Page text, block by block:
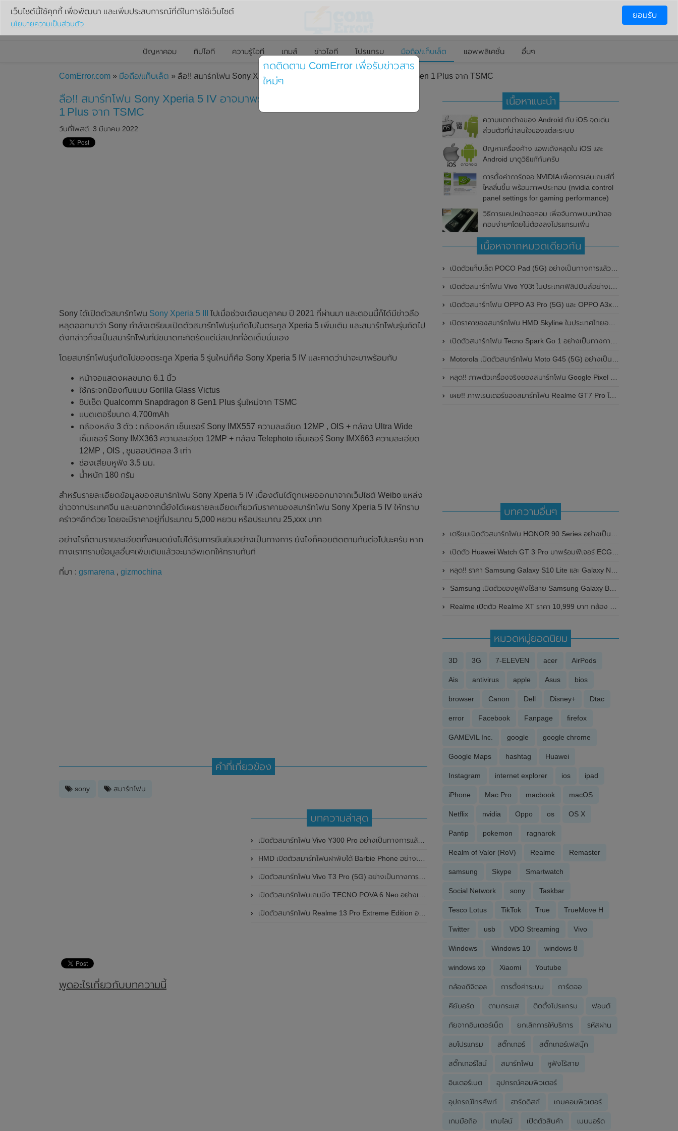
ปัญหาคอม ทิปไอที ความรู้ไอที เกมส์ ข่าวไอที โปรแกรม มือถือ/แท็บเล็ต แอพพลิเคชั่น อื่นๆ
ComError.com » มือถือ/แท็บเล็ต » ลือ!! สมาร์ทโฟน Sony Xperia 5 IV อาจมาพร้อมชิปเซ็ต Snapdragon 8 Gen 1 Plus จาก TSMC
ลือ!! สมาร์ทโฟน Sony Xperia 5 IV อาจมาพร้อมชิปเซ็ต Snapdragon 8 Gen
1 Plus จาก TSMC
วันที่โพสต์: 3 มีนาคม 2022
Sony ได้เปิดตัวสมาร์ทโฟน Sony Xperia 5 III
ไปเมื่อช่วงเดือนตุลาคม ปี 2021 ที่ผ่านมา และตอนนี้ก็ได้มีข่าวลือ
หลุดออกมาว่า Sony กำลังเตรียมเปิดตัวสมาร์ทโฟนรุ่นถัดไปในตระกูล Xperia 5 เพิ่มเติม และสมาร์ทโฟนรุ่นถัดไป
ดังกล่าวก็จะเป็นสมาร์ทโฟนที่มีขนาดกะทัดรัดแต่มีสเปกที่จัดเต็มนั่นเอง
โดยสมาร์ทโฟนรุ่นถัดไปของตระกูล Xperia 5 รุ่นใหม่ก็คือ Sony Xperia 5 IV และคาดว่าน่าจะมาพร้อมกับ
หน้าจอแสดงผลขนาด 6.1 นิ้ว
ใช้กระจกป้องกันแบบ Gorilla Glass Victus
ชิปเซ็ต Qualcomm Snapdragon 8 Gen1 Plus รุ่นใหม่จาก TSMC
แบตเตอรี่ขนาด 4,700mAh
กล้องหลัง 3 ตัว : กล้องหลัก เซ็นเซอร์ Sony IMX557 ความละเอียด 12MP , OIS + กล้อง Ultra Wide
เซ็นเซอร์ Sony IMX363 ความละเอียด 12MP + กล้อง Telephoto เซ็นเซอร์ Sony IMX663 ความละเอียด
12MP , OIS , ซูมออปติคอล 3 เท่า
ช่องเสียบหูฟัง 3.5 มม.
น้ำหนัก 180 กรัม
สำหรับรายละเอียดข้อมูลของสมาร์ทโฟน Sony Xperia 5 IV เบื้องต้นได้ถูกเผยออกมาจากเว็ปไซต์ Weibo แหล่ง
ข่าวจากประเทศจีน และนอกจากนี้ยังได้เผยรายละเอียดเกี่ยวกับราคาของสมาร์ทโฟน Sony Xperia 5 IV ให้ทราบ
คร่าวๆอีกด้วย โดยจะมีราคาอยู่ที่ประมาณ 5,000 หยวน หรือประมาณ 25,xxx บาท
อย่างไรก็ตามรายละเอียดทั้งหมดยังไม่ได้รับการยืนยันอย่างเป็นทางการ ยังไงก็คอยติดตามกันต่อไปนะครับ หาก
ทางเราทราบข้อมูลอื่นๆเพิ่มเติมแล้วจะมาอัพเดทให้ทราบทันที
ที่มา : gsmarena , gizmochina
คำที่เกี่ยวข้อง
sony สมาร์ทโฟน
บทความล่าสุด
เปิดตัวสมาร์ทโฟน Vivo Y300 Pro อย่างเป็นทางการแล้วในประเทศจีน มาพร้อมดีไซน์พรีเมี่ยม ทนทาน และแบตเตอรี่สุดอึดขนาดใหญ่ 6,500mAh พร้อมรองรับการชาร์จไว 80W
HMD เปิดตัวสมาร์ทโฟนฝาพับได้ Barbie Phone อย่างเป็นทางการแล้ว มาพร้อมธีมสีชมพูสดใส
เปิดตัวสมาร์ทโฟน Vivo T3 Pro (5G) อย่างเป็นทางการแล้วในประเทศอินเดีย
เปิดตัวสมาร์ทโฟนเกมมิ่ง TECNO POVA 6 Neo อย่างเป็นทางการแล้วในประเทศไทย ในราคา 8,499 บาท
เปิดตัวสมาร์ทโฟน Realme 13 Pro Extreme Edition อย่างเป็นทางการแล้วในประเทศจีน
พูดอะไรเกี่ยวกับบทความนี้
เนื้อหาแนะนำ
ความแตกต่างของ Android กับ iOS จุดเด่น
ส่วนตัวที่น่าสนใจของแต่ละระบบ
ปัญหาเครื่องค้าง แอพเด้งหลุดใน iOS และ
Android มาดูวิธีแก้กันครับ
การตั้งค่าการ์ดจอ NVIDIA เพื่อการเล่นเกมส์ที่
ไหลลื่นขึ้น พร้อมภาพประกอบ (nvidia control
panel settings for gaming performance)
วิธีการแคปหน้าจอคอม เพื่อจับภาพบนหน้าจอ
คอมง่ายๆโดยไม่ต้องลงโปรแกรมเพิ่ม
เนื้อหาจากหมวดเดียวกัน
เปิดตัวแท็บเล็ต POCO Pad (5G) อย่างเป็นทางการแล้วในประเทศอินเดีย มาพร้อมชิปเซ็ต Snapdragon 7s Gen 2 ของ Qualcomm และรองรับเครือข่าย 5G
เปิดตัวสมาร์ทโฟน Vivo Y03t ในประเทศฟิลิปปินส์อย่างเป็นทางการแล้ว มาพร้อมชิปเซ็ต Unisoc T612 , กล้องหลัง ความละเอียด 13MP , แบตเตอรี่ 5,000mAh และหน้าจอแสดงผล LCD / 90Hz
เปิดตัวสมาร์ทโฟน OPPO A3 Pro (5G) และ OPPO A3x ในประเทศไทยอย่างเป็นทางการแล้ว ในราคาเริ่มต้นเพียง 3,999 บาท
เปิดราคาของสมาร์ทโฟน HMD Skyline ในประเทศไทยอย่างเป็นทางการแล้ว ราคา 14,990 บาท
เปิดตัวสมาร์ทโฟน Tecno Spark Go 1 อย่างเป็นทางการแล้ว มาพร้อมหน้าจอแสดงผล LCD / 120Hz , แบตเตอรี่ 5,000mAh และใช้ชิปเซ็ต Unisoc
Motorola เปิดตัวสมาร์ทโฟน Moto G45 (5G) อย่างเป็นทางการแล้วในอินเดีย
หลุด!! ภาพตัวเครื่องจริงของสมาร์ทโฟน Google Pixel 9a โชว์ดีไซน์ใหม่ กล้องหลังแบนราบ ไม่มีกรอบของกล้องแล้ว
เผย!! ภาพเรนเดอร์ของสมาร์ทโฟน Realme GT7 Pro โชว์ให้เห็นดีไซน์ใหม่ พร้อมเผยรายละเอียดสเปกที่สำคัญบางส่วน
บทความอื่นๆ
เตรียมเปิดตัวสมาร์ทโฟน HONOR 90 Series อย่างเป็นทางการในประเทศไทย ในวันที่ 17 สิงหาคม 2023 นี้
เปิดตัว Huawei Watch GT 3 Pro มาพร้อมฟีเจอร์ ECG , Free Diving และ Huawei Band 7 อย่างเป็นทางการ
หลุด!! ราคา Samsung Galaxy S10 Lite และ Galaxy Note10 Lite ในประเทศอินเดีย
Samsung เปิดตัวของหูฟังไร้สาย Samsung Galaxy Buds 2 Pro Twin Bao Edition รุ่นพิเศษต้อนรับแพนด้าแฝด น่ารักมุ้งมิ้ง
Realme เปิดตัว Realme XT ราคา 10,999 บาท กล้อง 4 ตัวกล้องหลัง 64 ล้านรุ่นแรกในไทยอย่างเป็นทางการ
หมวดหมู่ยอดนิยม
3D 3G 7-ELEVEN acer AirPods
Ais antivirus apple Asus bios
browser Canon Dell Disney+ Dtac
error Facebook Fanpage firefox
GAMEVIL Inc. google google chrome
Google Maps hashtag Huawei
Instagram internet explorer ios ipad
iPhone Mac Pro macbook macOS
Netflix nvidia Oppo os OS X
Pantip pokemon ragnarok
Realm of Valor (RoV) Realme Remaster
samsung Skype Smartwatch
Social Network sony Taskbar
Tesco Lotus TikTok True TrueMove H
Twitter usb VDO Streaming Vivo
Windows Windows 10 windows 8
windows xp Xiaomi Youtube
กล้องดิจิตอล การตั้งค่าระบบ การ์ดจอ
คีย์บอร์ด ตามกระแส ติดตั้งโปรแกรม ฟอนต์
ภัยจากอินเตอร์เน็ต ยกเลิกการให้บริการ รหัสผ่าน
ลบโปรแกรม สติ๊กเกอร์ สติ๊กเกอร์เฟสบุ๊ค
สติ๊กเกอร์ไลน์ สมาร์ทโฟน หูฟังไร้สาย
อินเตอร์เนต อุปกรณ์คอมพิวเตอร์
อุปกรณ์โทรศัพท์ ฮาร์ดดิสก์ เกมคอมพิวเตอร์
เกมมือถือ เกมไลน์ เปิดตัวสินค้า เมนบอร์ด
เว็บไซต์นี้ใช้คุกกี้ เพื่อพัฒนา และเพิ่มประสบการณ์ที่ดีในการใช้เว็บไซต์
นโยบายความเป็นส่วนตัว
ยอมรับ
กดติดตาม ComError เพื่อรับข่าวสาร
ใหม่ๆ